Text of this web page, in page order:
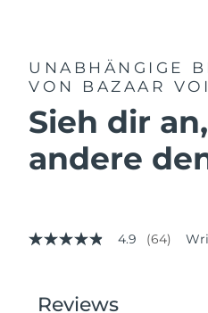
UNABHÄNGIGE
VON BAZAAR
Sieh dir
andere
4.9
stars,
4.9 (64)